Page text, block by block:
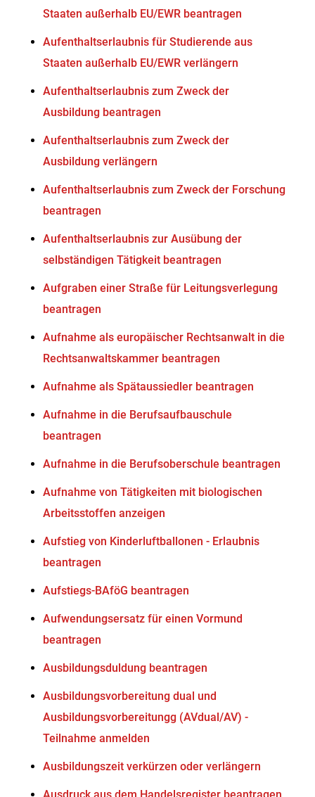
Staaten außerhalb EU/EWR beantragen
Aufenthaltserlaubnis für Studierende aus
Staaten außerhalb EU/EWR verlängern
Aufenthaltserlaubnis zum Zweck der
Ausbildung beantragen
Aufenthaltserlaubnis zum Zweck der
Ausbildung verlängern
Aufenthaltserlaubnis zum Zweck der Forschung
beantragen
Aufenthaltserlaubnis zur Ausübung der
selbständigen Tätigkeit beantragen
Aufgraben einer Straße für Leitungsverlegung
beantragen
Aufnahme als europäischer Rechtsanwalt in die
Rechtsanwaltskammer beantragen
Aufnahme als Spätaussiedler beantragen
Aufnahme in die Berufsaufbauschule
beantragen
Aufnahme in die Berufsoberschule beantragen
Aufnahme von Tätigkeiten mit biologischen
Arbeitsstoffen anzeigen
Aufstieg von Kinderluftballonen - Erlaubnis
beantragen
Aufstiegs-BAföG beantragen
Aufwendungsersatz für einen Vormund
beantragen
Ausbildungsduldung beantragen
Ausbildungsvorbereitung dual und
Ausbildungsvorbereitungg (AVdual/AV) -
Teilnahme anmelden
Ausbildungszeit verkürzen oder verlängern